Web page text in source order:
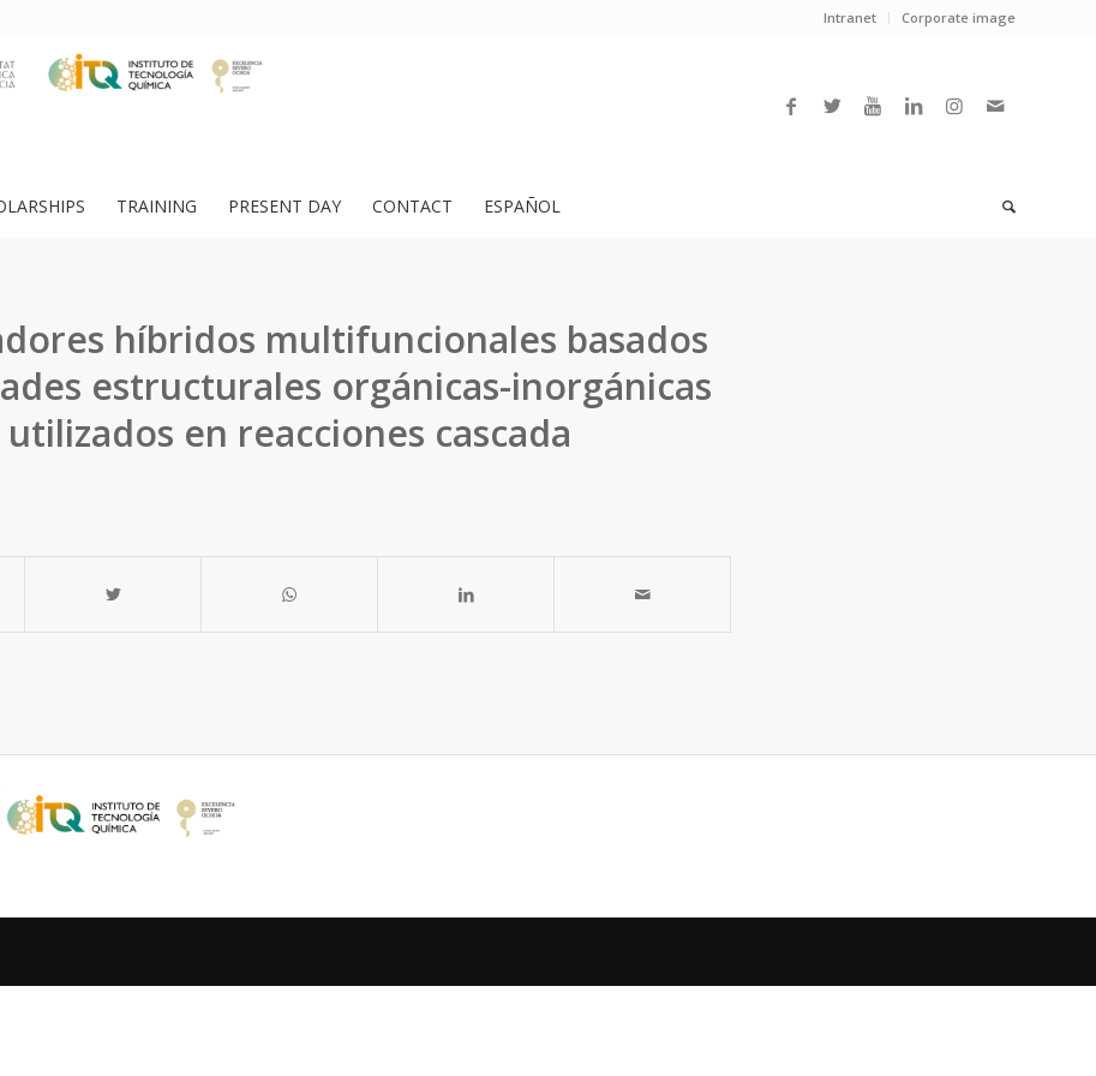
Intranet Corporate image
TRAINING PRESENT DAY CONTACT ESPAÑOL
híbridos multifuncionales basados
estructurales orgánicas-inorgánicas
utilizados en reacciones cascada